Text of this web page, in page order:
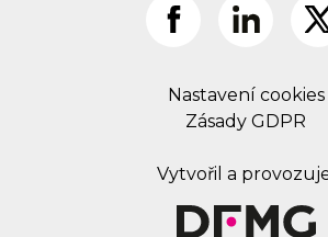
Nastavení cookies
Zásady GDPR
Vytvořil a